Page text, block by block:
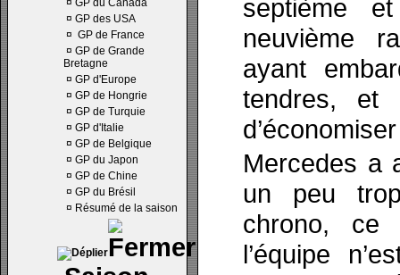
¤ GP du Canada
¤ GP des USA
¤ GP de France
¤ GP de Grande
Bretagne
¤ GP d'Europe
¤ GP de Hongrie
¤ GP de Turquie
¤ GP d'Italie
¤ GP de Belgique
¤ GP du Japon
¤ GP de Chine
¤ GP du Brésil
¤ Résumé de la saison
septième
neuvième
ayant
tendres, et
Mercedes a
un peu
chrono, ce
l’équipe